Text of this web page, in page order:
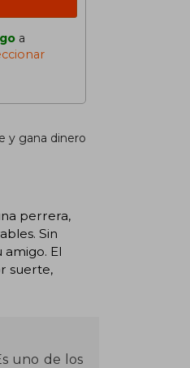
a
y gana dinero
perrera,
Sin
El
suerte,
uno de los